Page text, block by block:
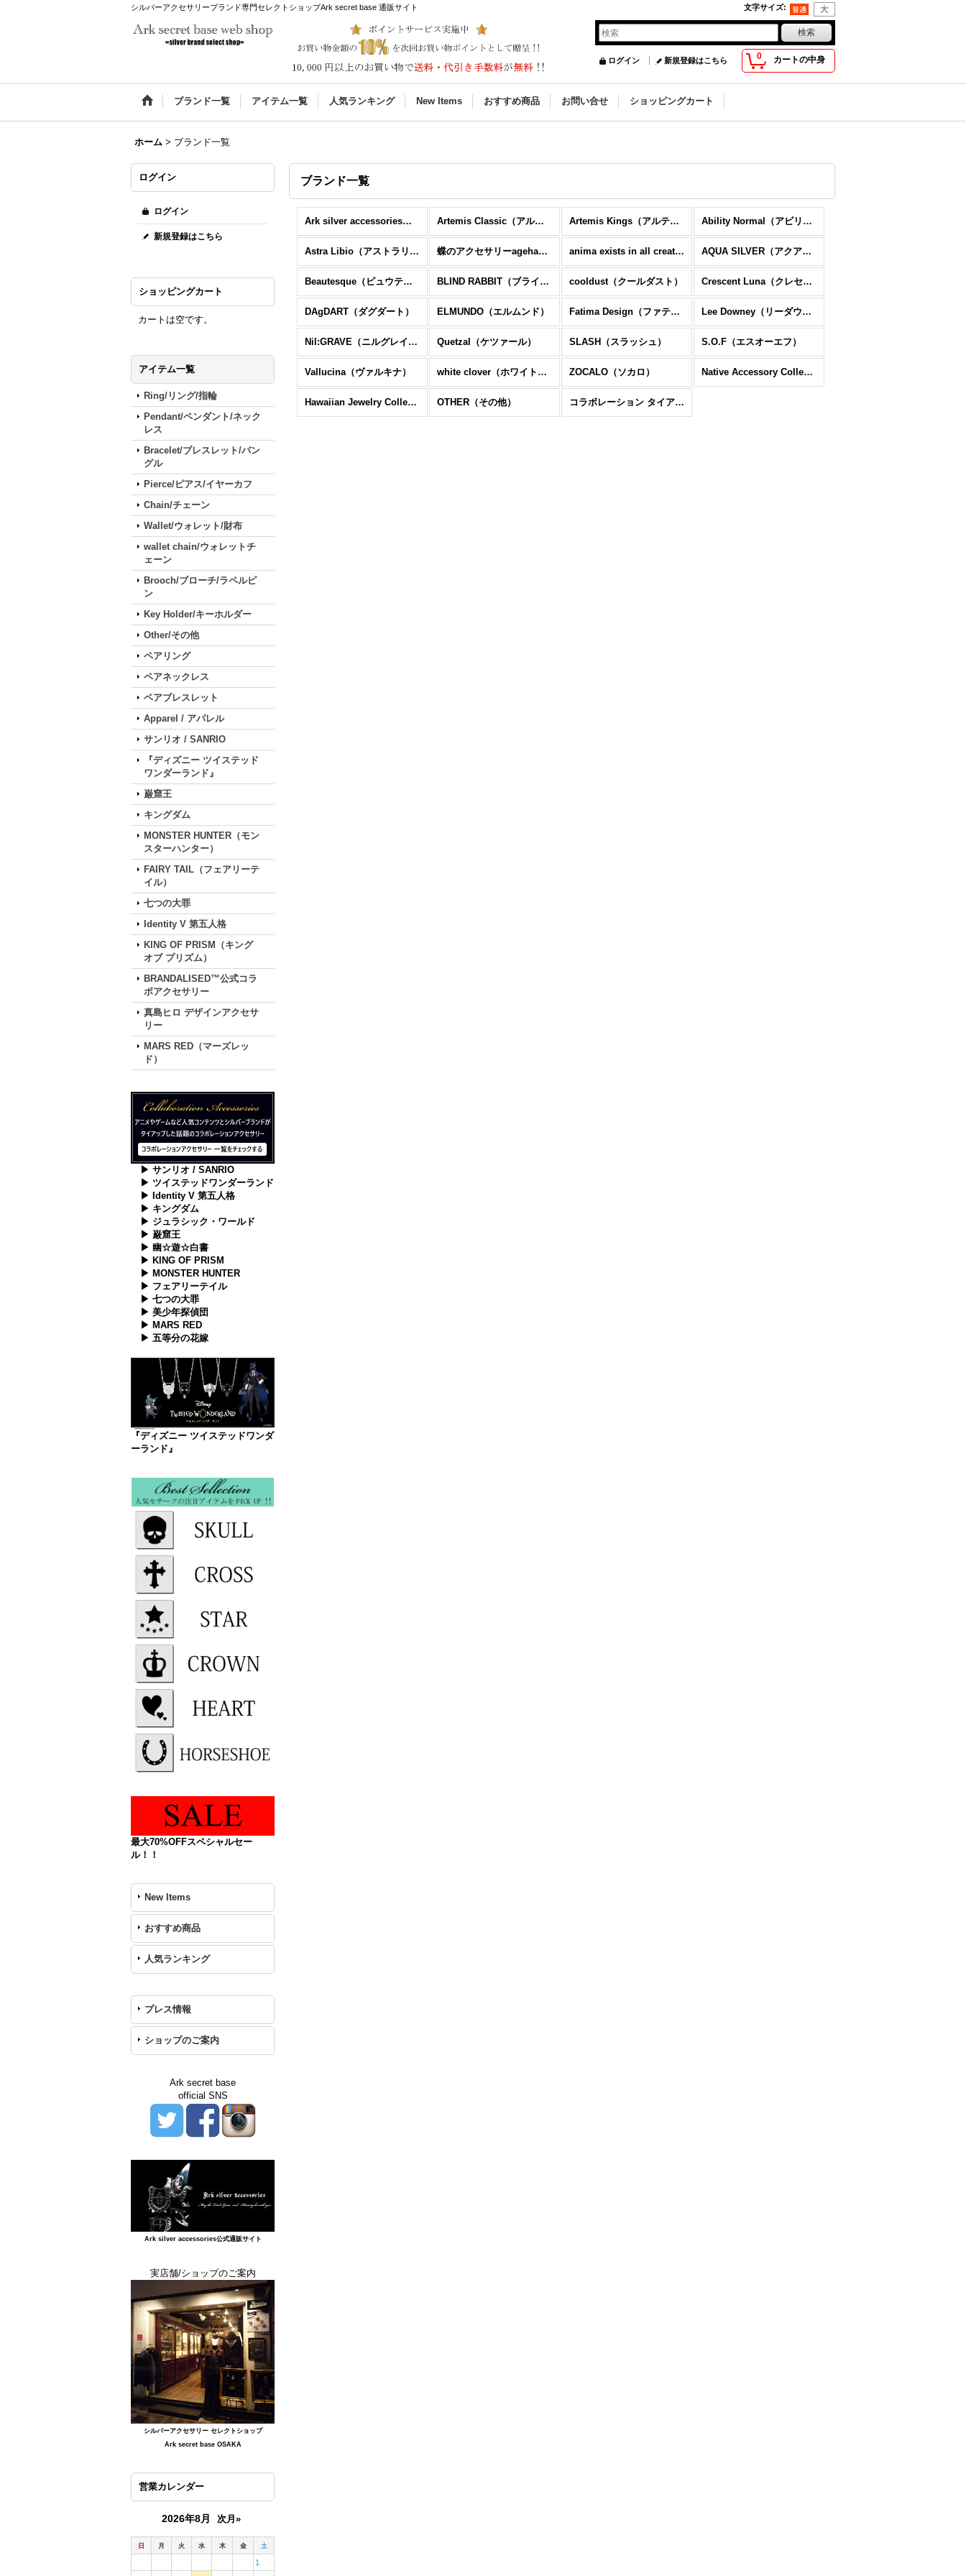
シルバーアクセサリーブランド専門セレクトショップArk secret base 通販サイト 文字サイズ:
0 カートの中身
ログイン 新規登録はこちら
ブランド一覧 アイテム一覧 人気ランキング New Items おすすめ商品 お問い合せ ショッピングカート
ホーム > ブランド一覧
ログイン
ログイン
新規登録はこちら
ショッピングカート
カートは空です。
アイテム一覧
Ring/リング/指輪
Pendant/ペンダント/ネック
レス
Bracelet/ブレスレット/バン
グル
Pierce/ピアス/イヤーカフ
Chain/チェーン
Wallet/ウォレット/財布
wallet chain/ウォレットチ
ェーン
Brooch/ブローチ/ラペルピ
ン
Key Holder/キーホルダー
Other/その他
ペアリング
ペアネックレス
ペアブレスレット
Apparel / アパレル
サンリオ / SANRIO
『ディズニー ツイステッド
ワンダーランド』
巌窟王
キングダム
MONSTER HUNTER（モン
スターハンター）
FAIRY TAIL（フェアリーテ
イル）
七つの大罪
Identity V 第五人格
KING OF PRISM（キング
オブ プリズム）
BRANDALISED™公式コラ
ボアクセサリー
真島ヒロ デザインアクセサ
リー
MARS RED（マーズレッ
ド）
▶ サンリオ / SANRIO
▶ ツイステッドワンダーランド
▶ Identity V 第五人格
▶ キングダム
▶ ジュラシック・ワールド
▶ 巌窟王
▶ 幽☆遊☆白書
▶ KING OF PRISM
▶ MONSTER HUNTER
▶ フェアリーテイル
▶ 七つの大罪
▶ 美少年探偵団
▶ MARS RED
▶ 五等分の花嫁
『ディズニー ツイステッドワンダ
ーランド』
最大70%OFFスペシャルセー
ル！！
New Items
おすすめ商品
人気ランキング
プレス情報
ショップのご案内
Ark secret base
official SNS
Ark silver accessories公式通販サイト
実店舗/ショップのご案内
シルバーアクセサリー セレクトショップ
Ark secret base OSAKA
営業カレンダー
2026年8月 次月»
日 月 火 水 木 金 土
1
ブランド一覧
Ark silver accessories（アーク シルバーアクセサリーズ） Artemis Classic（アルテミスクラシック） Artemis Kings（アルテミスキングス） Ability Normal（アビリティーノーマル）
Astra Libio（アストラリバイオ） 蝶のアクセサリーageha（アゲハ） anima exists in all creation（アニマ エグジスツ イン オール クリエーション） AQUA SILVER（アクアシルバー）
Beautesque（ビュウテスク） BLIND RABBIT（ブラインドラビット） cooldust（クールダスト） Crescent Luna（クレセントルナ）
DAgDART（ダグダート） ELMUNDO（エルムンド） Fatima Design（ファティマデザイン） Lee Downey（リーダウニー）
Nil:GRAVE（ニルグレイヴ） Quetzal（ケツァール） SLASH（スラッシュ） S.O.F（エスオーエフ）
Vallucina（ヴァルキナ） white clover（ホワイトクローバー） ZOCALO（ソカロ） Native Accessory Collection（インディアンジュエリー＆シルバーフェザー）
Hawaiian Jewelry Collection（ハワイアン ジュエリー） OTHER（その他） コラボレーション タイアップモデル